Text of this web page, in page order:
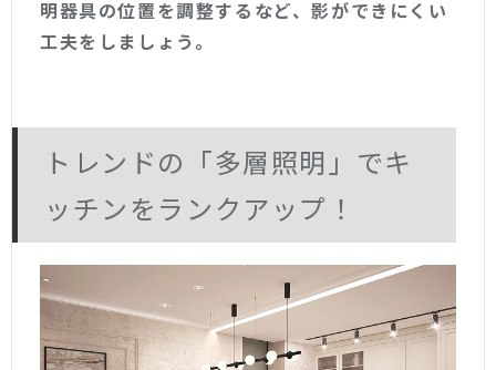
明器具の位置を調整するなど、影ができにくい
工夫をしましょう。
トレンドの「多層照明」でキ
ッチンをランクアップ！